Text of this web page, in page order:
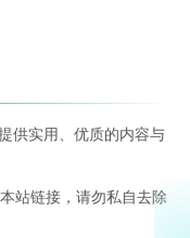
供实用、优质的内容与
站链接，请勿私自去除